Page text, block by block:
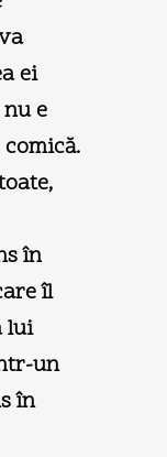
ei
e
în
îl
lui
un
în